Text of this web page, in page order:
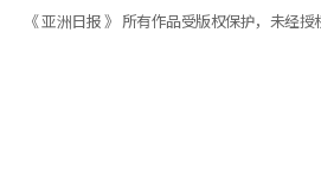
《 亚洲日报 》 所有作品受版权保护，未经授